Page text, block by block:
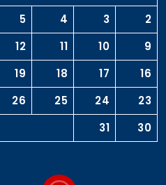
2
3
4
5
9
10
11
12
16
17
18
19
23
24
25
26
30
31